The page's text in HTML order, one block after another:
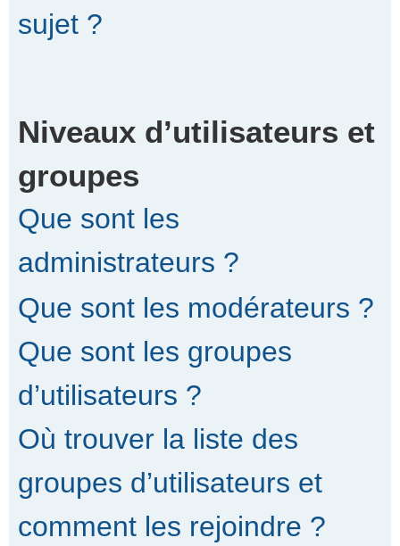
sujet ?
Niveaux d’utilisateurs et
groupes
Que sont les
administrateurs ?
Que sont les modérateurs ?
Que sont les groupes
d’utilisateurs ?
Où trouver la liste des
groupes d’utilisateurs et
comment les rejoindre ?